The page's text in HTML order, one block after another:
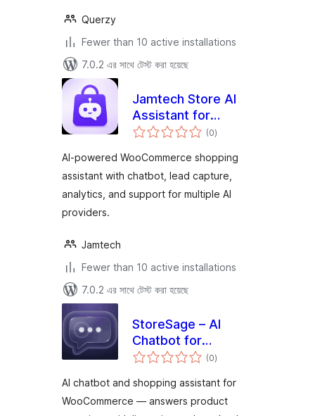
Querzy
Fewer than 10 active installations
7.0.2 এর সাথে টেস্ট করা হয়েছে
Jamtech Store AI
Assistant for
WooCommerce
(0total
ratings
)
AI-powered WooCommerce shopping
assistant with chatbot, lead capture,
analytics, and support for multiple AI
providers.
Jamtech
Fewer than 10 active installations
7.0.2 এর সাথে টেস্ট করা হয়েছে
StoreSage – AI
Chatbot for
WooCommerce,
Recommendations
& FAQ
(0total
ratings
)
AI chatbot and shopping assistant for
WooCommerce — answers product